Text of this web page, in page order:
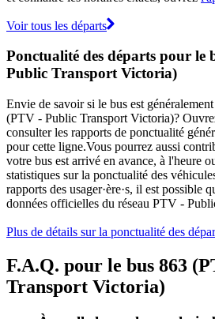
Voir tous les départs
Ponctualité des départs pour le
Public Transport Victoria)
Envie de savoir si le bus est
(PTV - Public Transport Victoria)?
consulter les rapports de ponctualité
pour cette ligne.Vous pourrez aussi
votre bus est arrivé en avance, à l'heure
statistiques sur la ponctualité des
rapports des usager·ère·s, il est possible
données officielles du réseau PTV -
Plus de détails sur la ponctualité des
F.A.Q. pour le bus 863
Transport Victoria)